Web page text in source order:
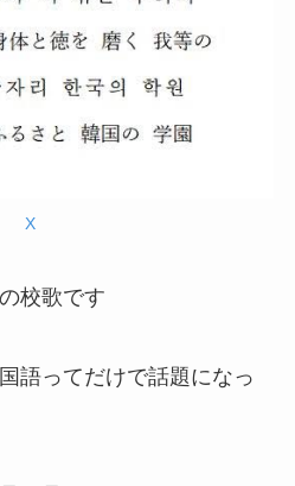
X
校歌です
語ってだけで話題になっ